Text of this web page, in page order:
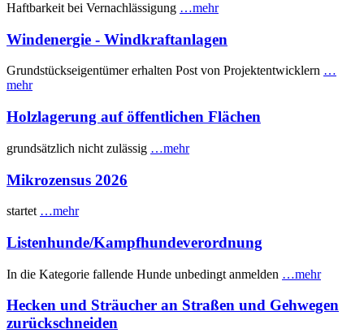
Haftbarkeit bei Vernachlässigung …mehr
Windenergie - Windkraftanlagen
Grundstückseigentümer erhalten Post von Projektentwicklern …
mehr
Holzlagerung auf öffentlichen Flächen
grundsätzlich nicht zulässig …mehr
Mikrozensus 2026
startet …mehr
Listenhunde/Kampfhundeverordnung
In die Kategorie fallende Hunde unbedingt anmelden …mehr
Hecken und Sträucher an Straßen und Gehwegen
zurückschneiden